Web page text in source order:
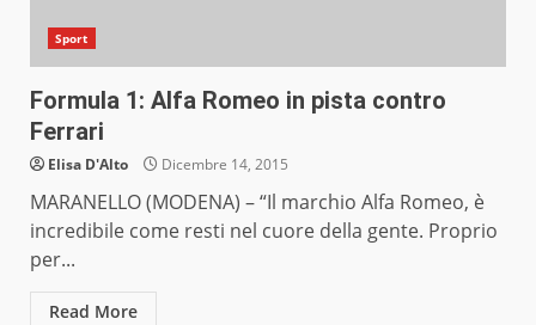
Sport
Formula 1: Alfa Romeo in pista contro
Ferrari
Elisa D'Alto Dicembre 14, 2015
MARANELLO (MODENA) – “Il marchio Alfa Romeo, è
incredibile come resti nel cuore della gente. Proprio
per...
Read More